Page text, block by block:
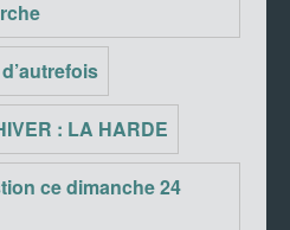
: LA HARDE
ce dimanche 24